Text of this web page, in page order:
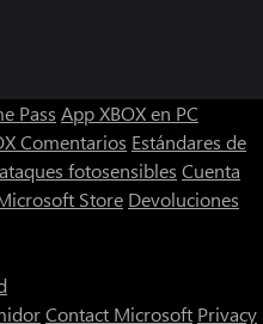
Pass App XBOX en PC
Comentarios Estándares de
fotosensibles Cuenta
Store Devoluciones
Contact Microsoft Privacy